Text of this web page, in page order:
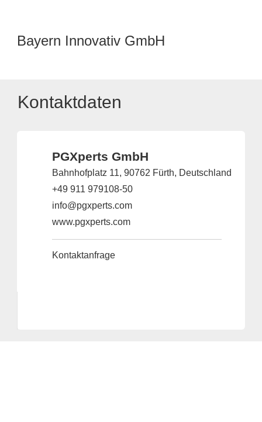
Bayern Innovativ GmbH
Kontaktdaten
PGXperts GmbH
Bahnhofplatz 11, 90762 Fürth, Deutschland
+49 911 979108-50
info@pgxperts.com
www.pgxperts.com
Kontaktanfrage